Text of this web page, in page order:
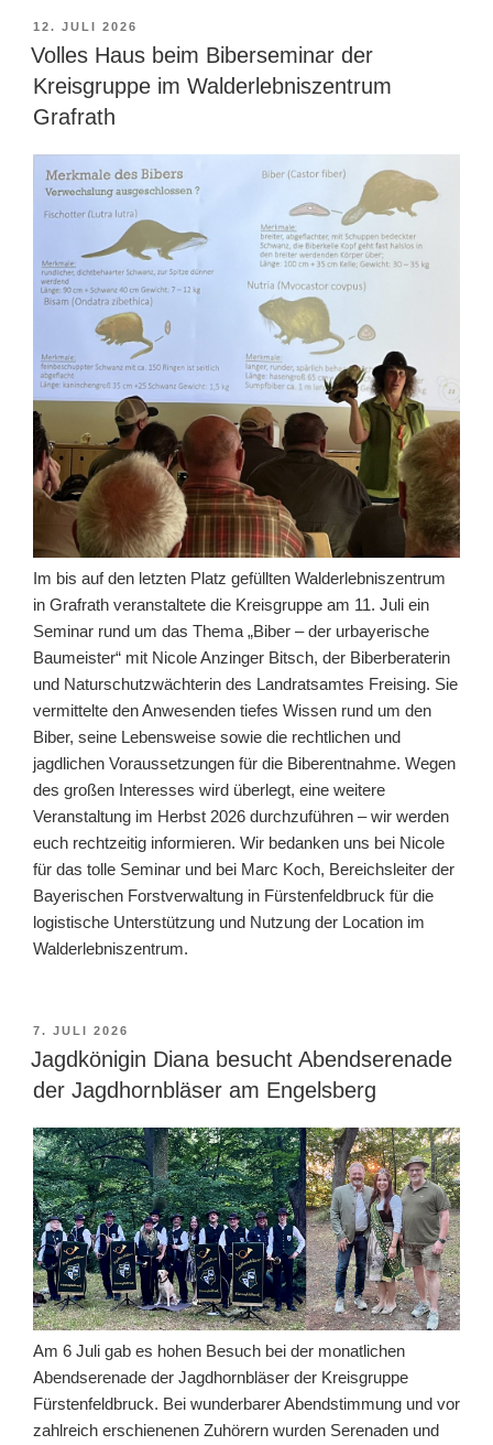
VERÖFFENTLICHT
AM
12. JULI 2026
Volles Haus beim Biberseminar der
Kreisgruppe im Walderlebniszentrum
Grafrath
Im bis auf den letzten Platz gefüllten Walderlebniszentrum
in Grafrath veranstaltete die Kreisgruppe am 11. Juli ein
Seminar rund um das Thema „Biber – der urbayerische
Baumeister“ mit Nicole Anzinger Bitsch, der Biberberaterin
und Naturschutzwächterin des Landratsamtes Freising. Sie
vermittelte den Anwesenden tiefes Wissen rund um den
Biber, seine Lebensweise sowie die rechtlichen und
jagdlichen Voraussetzungen für die Biberentnahme. Wegen
des großen Interesses wird überlegt, eine weitere
Veranstaltung im Herbst 2026 durchzuführen – wir werden
euch rechtzeitig informieren. Wir bedanken uns bei Nicole
für das tolle Seminar und bei Marc Koch, Bereichsleiter der
Bayerischen Forstverwaltung in Fürstenfeldbruck für die
logistische Unterstützung und Nutzung der Location im
Walderlebniszentrum.
VERÖFFENTLICHT
AM
7. JULI 2026
Jagdkönigin Diana besucht Abendserenade
der Jagdhornbläser am Engelsberg
Am 6 Juli gab es hohen Besuch bei der monatlichen
Abendserenade der Jagdhornbläser der Kreisgruppe
Fürstenfeldbruck. Bei wunderbarer Abendstimmung und vor
zahlreich erschienenen Zuhörern wurden Serenaden und